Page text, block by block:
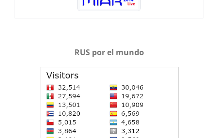
RUS por el mundo